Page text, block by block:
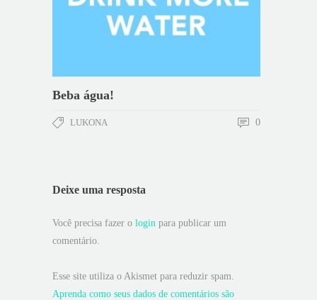
Beba água!
LUKONA 0
Deixe uma resposta
Você precisa fazer o login para publicar um
comentário.
Esse site utiliza o Akismet para reduzir spam.
Aprenda como seus dados de comentários são